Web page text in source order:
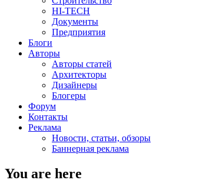
HI-TECH
Документы
Предприятия
Блоги
Авторы
Авторы статей
Архитекторы
Дизайнеры
Блогеры
Форум
Контакты
Реклама
Новости, статьи, обзоры
Баннерная реклама
You are here